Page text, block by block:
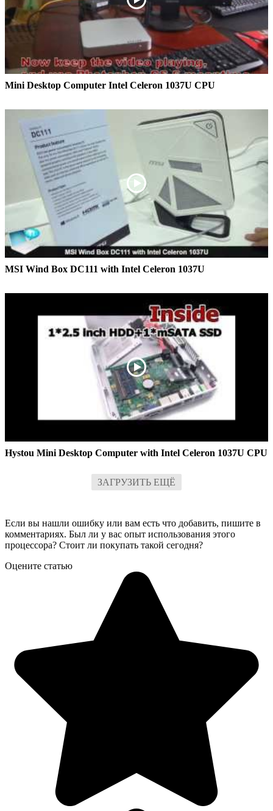
Mini Desktop Computer Intel Celeron 1037U CPU
MSI Wind Box DC111 with Intel Celeron 1037U
Hystou Mini Desktop Computer with Intel Celeron 1037U CPU
ЗАГРУЗИТЬ ЕЩЁ
Если вы нашли ошибку или вам есть что добавить, пишите в
комментариях. Был ли у вас опыт использования этого
процессора? Стоит ли покупать такой сегодня?
Оцените статью